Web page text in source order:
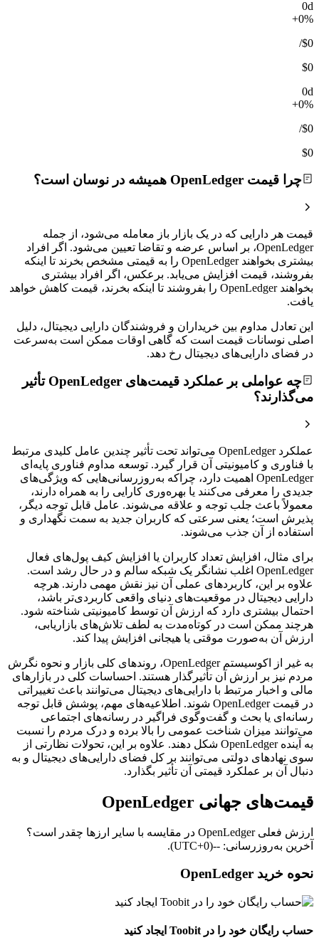
0d
+0%
$0
/
$0
0d
+0%
$0
/
$0
چرا قیمت OpenLedger همیشه در نوسان است؟
قیمت هر دارایی که در یک بازار باز معامله می‌شود، از جمله
OpenLedger، بر اساس عرضه و تقاضا تعیین می‌شود. اگر افراد
بیشتری بخواهند OpenLedger را به قیمتی مشخص بخرند تا اینکه
بفروشند، قیمت افزایش می‌یابد. برعکس، اگر افراد بیشتری
بخواهند OpenLedger را بفروشند تا اینکه بخرند، قیمت کاهش خواهد
یافت.
این تعادل مداوم بین خریداران و فروشندگان دارایی دیجیتال، دلیل
اصلی نوسانات قیمت است که گاهی اوقات ممکن است به‌سرعت
در فضای دارایی‌های دیجیتال رخ دهد.
چه عواملی بر عملکرد قیمت‌های OpenLedger تأثیر
می‌گذارند؟
عملکرد OpenLedger می‌تواند تحت تأثیر چندین عامل کلیدی مرتبط
با فناوری و کامیونیتی آن قرار گیرد. توسعه مداوم فناوری پایه‌ای
OpenLedger اهمیت دارد، چراکه به‌روزرسانی‌هایی که ویژگی‌های
جدیدی را معرفی می‌کنند یا بهره‌وری کارایی را به همراه دارند،
معمولاً باعث جلب توجه و علاقه‌ می‌شوند. عامل قابل توجه دیگر،
پذیرش است؛ یعنی سرعتی که کاربران جدید به سمت نگهداری و
استفاده از آن جذب می‌شوند.
برای مثال، افزایش تعداد کاربران یا افزایش کیف پول‌های فعال
OpenLedger اغلب نشانگر یک شبکه سالم و در حال رشد است.
علاوه بر این، کاربردهای عملی آن نیز نقش مهمی دارند. هرچه
دارایی دیجیتال در موقعیت‌های دنیای واقعی کاربردی‌تر باشد،
احتمال بیشتری دارد که ارزش آن توسط کامیونیتی شناخته شود.
هرچند ممکن است در کوتاه‌مدت به لطف تلاش‌های بازاریابی،
ارزش آن به‌صورت موقتی یا هیجانی افزایش پیدا کند.
به غیر از اکوسیستم OpenLedger، روندهای کلی بازار و نحوه نگرش
مردم نیز بر ارزش آن تأثیرگذار هستند. احساسات کلی در بازارهای
مالی و اخبار مرتبط با دارایی‌های دیجیتال می‌توانند باعث تغییراتی
در قیمت OpenLedger شوند. اطلاعیه‌های مهم، پوشش قابل توجه
رسانه‌ای یا بحث و گفت‌وگوی فراگیر در رسانه‌های اجتماعی
می‌توانند میزان شناخت عمومی را بالا برده و درک مردم را نسبت
به آینده OpenLedger شکل دهند. علاوه بر این، تحولات نظارتی از
سوی نهادهای دولتی می‌توانند بر کل فضای دارایی‌های دیجیتال و به‌
دنبال آن بر عملکرد قیمتی آن تأثیر بگذارد.
قیمت‌های جهانی OpenLedger
ارزش فعلی OpenLedger در مقایسه با سایر ارزها چقدر است؟
آخرین به‌روزرسانی: --(UTC+0).
نحوه خرید OpenLedger
حساب رایگان خود را در Toobit ایجاد کنید